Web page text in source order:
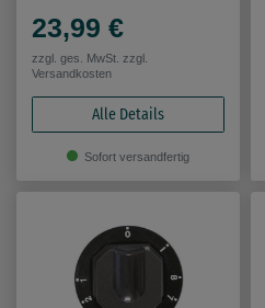
23,99 €
zzgl. ges. MwSt. zzgl.
Versandkosten
Alle Details
Sofort versandfertig